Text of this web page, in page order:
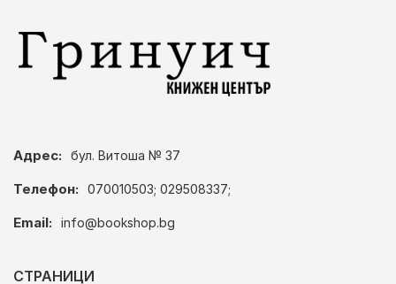
Адрес: бул. Витоша № 37
Телефон: 070010503; 029508337;
Email: info@bookshop.bg
СТРАНИЦИ